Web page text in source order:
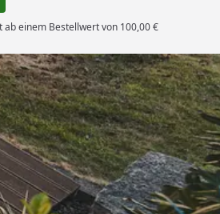
einem Bestellwert von 100,00 €